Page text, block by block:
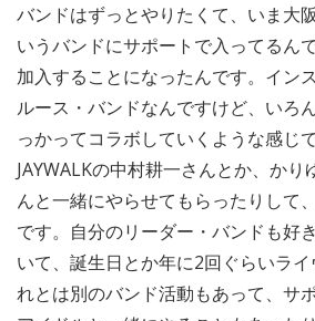
バンドはずっとやりたくて、いま大
いうバンドにサポートで入ってるん
加入することになったんです。イン
ルース・バンドなんですけど、いろ
っかってコラボしていくような感じ
JAYWALKの中村耕一さんとか、かり
んと一緒にやらせてもらったりして
です。自分のリーダー・バンドも好
いて、誕生日とか年に2回ぐらいラ
れとは別のバンド活動もあって、サ